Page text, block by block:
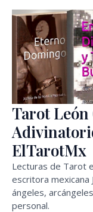
contenido
Tarot León
ElTarotMx
Lecturas de Tarot
escritora mexicana
ángeles,
personal.